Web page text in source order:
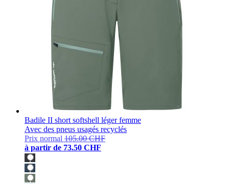
Badile II short softshell léger femme
Avec des pneus usagés recyclés
Prix normal 105.00 CHF
à partir de 73.50 CHF